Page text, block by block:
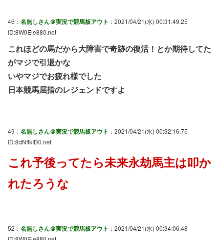
46： 名無しさん＠実況で競馬板アウト ：2021/04/21(水) 00:31:49.25
ID:8W0Ele880.net
これほどの馬だから大障害で奇跡の復活！とか期待してた
がマジで引退かな
いやマジでお疲れ様でした
日本競馬屈指のレジェンドですよ
49： 名無しさん＠実況で競馬板アウト ：2021/04/21(水) 00:32:16.75
ID:8dNflkID0.net
これ予後ってたら未来永劫馬主は叩か
れたろうな
52： 名無しさん＠実況で競馬板アウト ：2021/04/21(水) 00:34:06.48